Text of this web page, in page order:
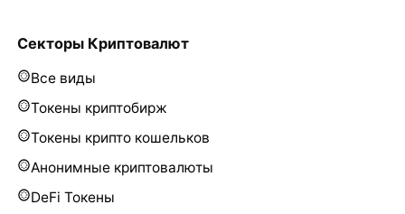
Секторы Криптовалют
Все виды
Токены криптобирж
Токены крипто кошельков
Анонимные криптовалюты
DeFi Токены